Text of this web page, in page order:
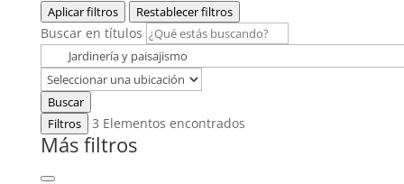
Aplicar filtros Restablecer filtros
Buscar en títulos
Buscar
Filtros
3 Elementos encontrados
Más filtros